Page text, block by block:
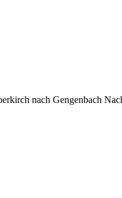
nach Gengenbach